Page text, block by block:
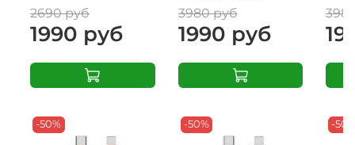
2690 руб
1990 руб
3980 руб
1990 руб
-50% -50% -